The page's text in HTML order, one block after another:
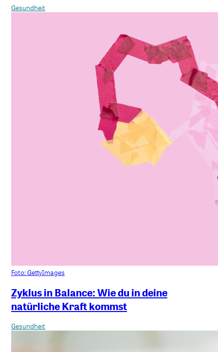
Gesundheit
Foto: GettyImages
Zyklus in Balance: Wie du in deine
natürliche Kraft kommst
Gesundheit